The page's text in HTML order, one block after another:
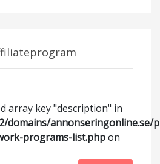
array key "description" in
domains/annonseringonline.se/
programs-list.phpon